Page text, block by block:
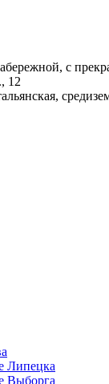
с
12
Липецка
Выборга